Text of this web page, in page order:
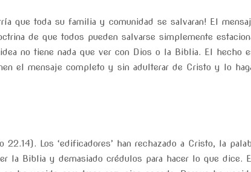
que toda su familia y comunidad se salvaran! El
de que todos pueden salvarse simplemente
no tiene nada que ver con Dios o la Biblia. El hecho
el mensaje completo y sin adulterar de Cristo y lo
Los ‘edificadores’ han rechazado a Cristo, la
la Biblia y demasiado crédulos para hacer lo que dice.